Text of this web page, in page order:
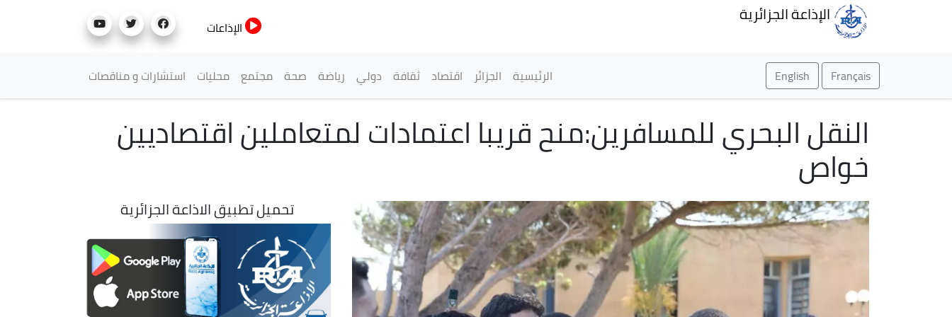
الإذاعة الجزائرية
الإذاعات
Français
English القائمة الرئيسية
الرئيسية الجزائر اقتصاد ثقافة دولي رياضة صحة مجتمع محليات استشارات و مناقصات
النقل البحري للمسافرين:منح قريبا اعتمادات لمتعاملين اقتصاديين
خواص
تحميل تطبيق الاذاعة الجزائرية